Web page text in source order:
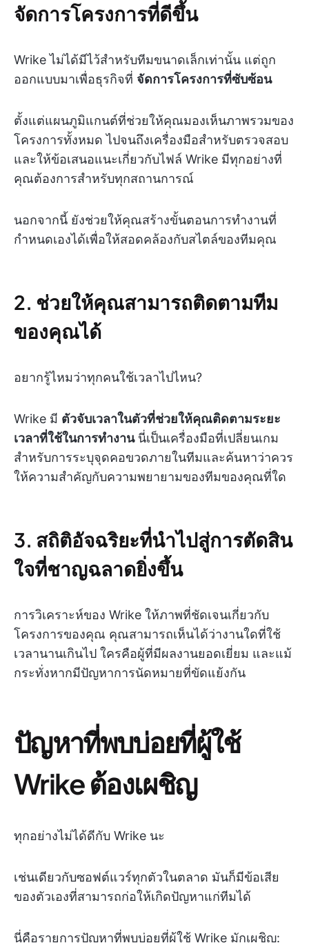
จัดการโครงการที่ดีขึ้น
Wrike ไม่ได้มีไว้สำหรับทีมขนาดเล็กเท่านั้น แต่ถูก
ออกแบบมาเพื่อธุรกิจที่ จัดการโครงการที่ซับซ้อน
ตั้งแต่แผนภูมิแกนต์ที่ช่วยให้คุณมองเห็นภาพรวมของ
โครงการทั้งหมด ไปจนถึงเครื่องมือสำหรับตรวจสอบ
และให้ข้อเสนอแนะเกี่ยวกับไฟล์ Wrike มีทุกอย่างที่
คุณต้องการสำหรับทุกสถานการณ์
นอกจากนี้ ยังช่วยให้คุณสร้างขั้นตอนการทำงานที่
กำหนดเองได้เพื่อให้สอดคล้องกับสไตล์ของทีมคุณ
2. ช่วยให้คุณสามารถติดตามทีม
ของคุณได้
อยากรู้ไหมว่าทุกคนใช้เวลาไปไหน?
Wrike มี ตัวจับเวลาในตัวที่ช่วยให้คุณติดตามระยะ
เวลาที่ใช้ในการทำงานนี่เป็นเครื่องมือที่เปลี่ยนเกม
สำหรับการระบุจุดคอขวดภายในทีมและค้นหาว่าควร
ให้ความสำคัญกับความพยายามของทีมของคุณที่ใด
3. สถิติอัจฉริยะที่นำไปสู่การตัดสิน
ใจที่ชาญฉลาดยิ่งขึ้น
การวิเคราะห์ของ Wrike ให้ภาพที่ชัดเจนเกี่ยวกับ
โครงการของคุณ คุณสามารถเห็นได้ว่างานใดที่ใช้
เวลานานเกินไป ใครคือผู้ที่มีผลงานยอดเยี่ยม และแม้
กระทั่งหากมีปัญหาการนัดหมายที่ขัดแย้งกัน
ปัญหาที่พบบ่อยที่ผู้ใช้
Wrike ต้องเผชิญ
ทุกอย่างไม่ได้ดีกับ Wrike นะ
เช่นเดียวกับซอฟต์แวร์ทุกตัวในตลาด มันก็มีข้อเสีย
ของตัวเองที่สามารถก่อให้เกิดปัญหาแก่ทีมได้
นี่คือรายการปัญหาที่พบบ่อยที่ผู้ใช้ Wrike มักเผชิญ: